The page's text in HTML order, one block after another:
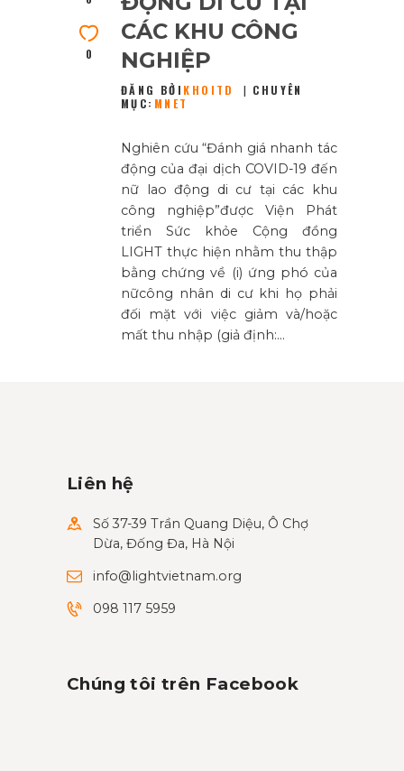
0
CÁC KHU CÔNG
NGHIỆP
ĐĂNG BỞI KHOITD
CHUYÊN
MỤC: MNET
Nghiên cứu “Đánh giá nhanh tác
động của đại dịch COVID-19 đến
nữ lao động di cư tại các khu
công nghiệp”được Viện Phát
triển Sức khỏe Cộng đồng
LIGHT thực hiện nhằm thu thập
bằng chứng về (i) ứng phó của
nữcông nhân di cư khi họ phải
đối mặt với việc giảm và/hoặc
mất thu nhập (giả định:…
Liên hệ
Số 37-39 Trần Quang Diệu, Ô Chợ
Dừa, Đống Đa, Hà Nội
info@lightvietnam.org
098 117 5959
Chúng tôi trên Facebook